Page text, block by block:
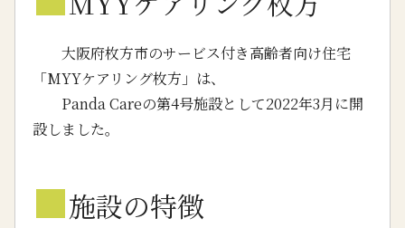
大阪府枚方市のサービス付き高齢者向け住宅
「MYYケアリング枚方」は、
Panda Careの第4号施設として2022年3月に開
設しました。
■施設の特徴